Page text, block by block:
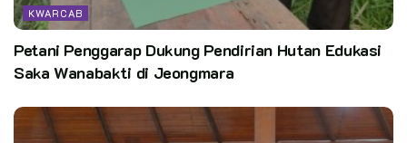
KWARCAB
Petani Penggarap Dukung Pendirian Hutan Edukasi
Saka Wanabakti di Jeongmara